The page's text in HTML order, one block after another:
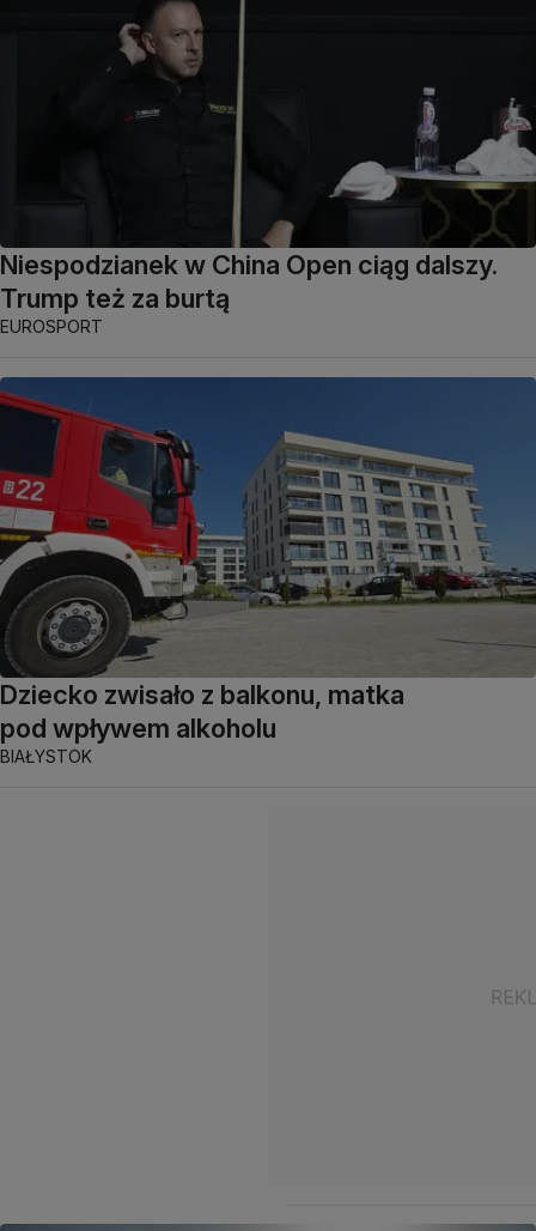
Niespodzianek w China Open ciąg dalszy.
Trump też za burtą
EUROSPORT
Dziecko zwisało z balkonu, matka
pod wpływem alkoholu
BIAŁYSTOK